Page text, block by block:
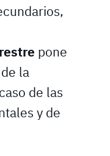
pone
la
de las
y de